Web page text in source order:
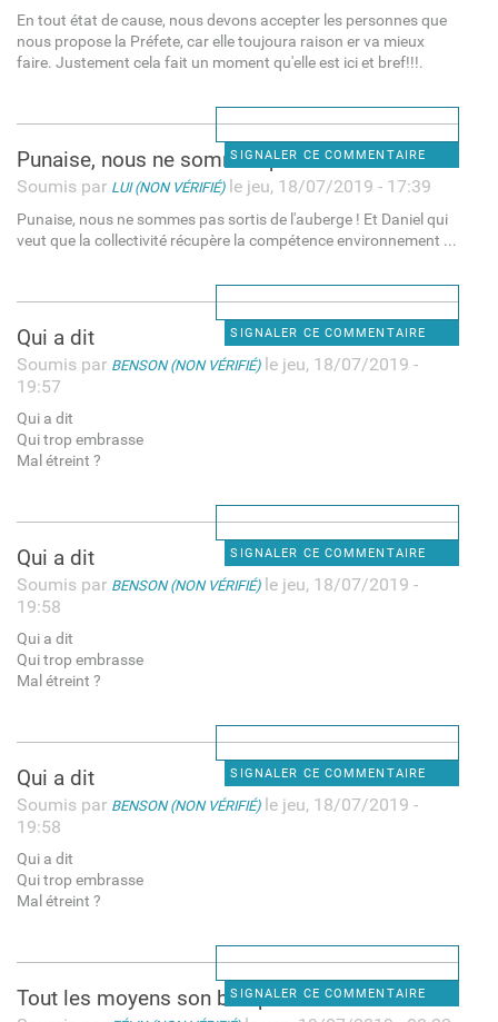
En tout état de cause, nous devons accepter les personnes que
nous propose la Préfete, car elle toujoura raison er va mieux
faire. Justement cela fait un moment qu'elle est ici et bref!!!.
SIGNALER CE COMMENTAIRE
Punaise, nous ne sommes pas
Soumis par LUI (NON VÉRIFIÉ)le jeu, 18/07/2019 - 17:39
Punaise, nous ne sommes pas sortis de l'auberge ! Et Daniel qui
veut que la collectivité récupère la compétence environnement ...
SIGNALER CE COMMENTAIRE
Qui a dit
Soumis par BENSON (NON VÉRIFIÉ)le jeu, 18/07/2019 -
19:57
Qui a dit
Qui trop embrasse
Mal étreint ?
SIGNALER CE COMMENTAIRE
Qui a dit
Soumis par BENSON (NON VÉRIFIÉ)le jeu, 18/07/2019 -
19:58
Qui a dit
Qui trop embrasse
Mal étreint ?
SIGNALER CE COMMENTAIRE
Qui a dit
Soumis par BENSON (NON VÉRIFIÉ)le jeu, 18/07/2019 -
19:58
Qui a dit
Qui trop embrasse
Mal étreint ?
SIGNALER CE COMMENTAIRE
Tout les moyens son bon pour